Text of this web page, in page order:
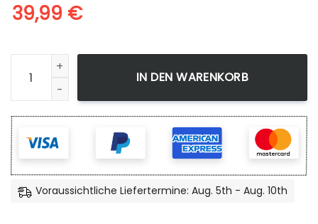
39,99 €
Hund fährt ein Auto - Leinwandbild Menge
IN DEN WARENKORB
Voraussichtliche Liefertermine: Aug. 5th - Aug. 10th